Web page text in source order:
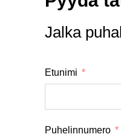
Jalka
Etunimi
Puhelinnumero